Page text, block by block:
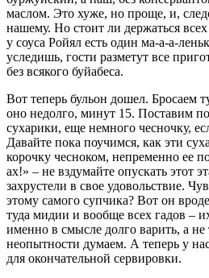
маслом. Это хуже, но проще, и,
нашему. Но стоит ли держаться
у соуса Ройял есть один ма-а-а-
уследишь, гости разметут все
без всякого буйабеса.
Вот теперь бульон дошел. Бросаем
оно недолго, минут 15. Поставим
сухарики, еще немного чесночку,
Давайте пока поучимся, как эти
корочку чесноком, непременно ее
ах!» – не вздумайте опускать этот
захрустели в свое удовольствие.
этому самого супчика? Вот он
туда мидии и вообще всех гадов –
именно в смысле долго варить, а
неопытности думаем. А теперь у
для окончательной сервировки.